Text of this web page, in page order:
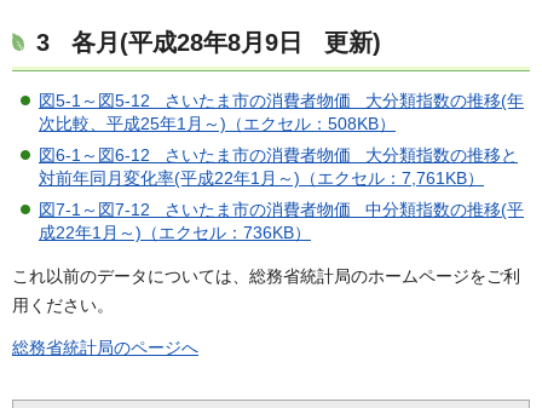
3 各月(平成28年8月9日 更新)
図5-1～図5-12 さいたま市の消費者物価 大分類指数の推移(年
次比較、平成25年1月～)（エクセル：508KB）
図6-1～図6-12 さいたま市の消費者物価 大分類指数の推移と
対前年同月変化率(平成22年1月～)（エクセル：7,761KB）
図7-1～図7-12 さいたま市の消費者物価 中分類指数の推移(平
成22年1月～)（エクセル：736KB）
これ以前のデータについては、総務省統計局のホームページをご利
用ください。
総務省統計局のページへ